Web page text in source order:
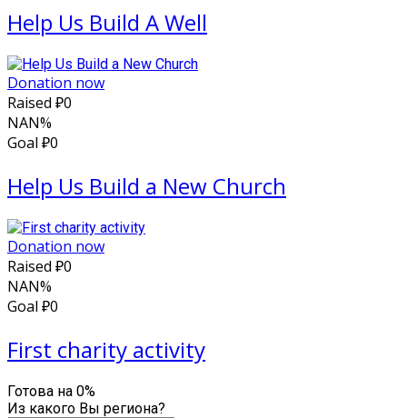
Help Us Build A Well
Donation now
Raised ₽0
NAN%
Goal ₽0
Help Us Build a New Church
Donation now
Raised ₽0
NAN%
Goal ₽0
First charity activity
Готова на 0%
Из какого Вы региона?